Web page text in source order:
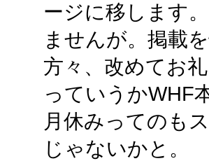
ージに移します
ませんが。掲載
方々、改めてお
っていうかWHF
月休みってのも
じゃないかと。